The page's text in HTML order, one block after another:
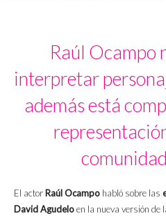
Raúl Ocampo
interpretar
además está
El actor Raúl Ocampo habló sobre las
David Agudeloen la nueva versión de